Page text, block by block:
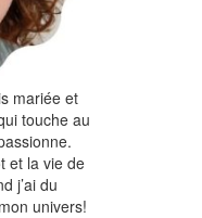
mariée et
touche au
et la vie de
j’ai du
univers!